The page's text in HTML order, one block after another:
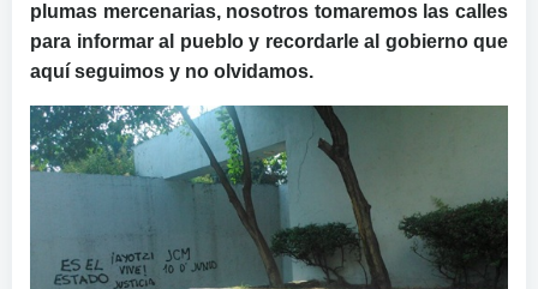
plumas mercenarias, nosotros tomaremos las calles
para informar al pueblo y recordarle al gobierno que
aquí seguimos y no olvidamos.